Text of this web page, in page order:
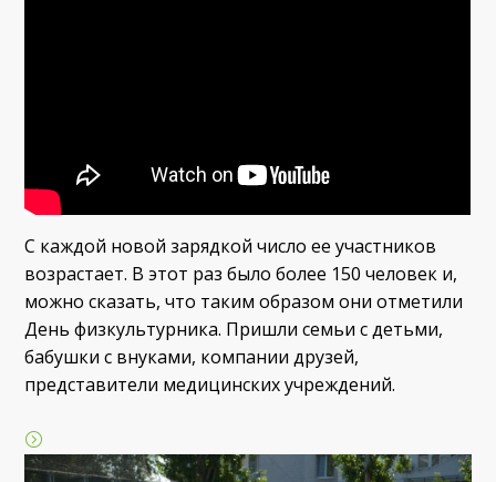
С каждой новой зарядкой число ее участников
возрастает. В этот раз было более 150 человек и,
можно сказать, что таким образом они отметили
День физкультурника. Пришли семьи с детьми,
бабушки с внуками, компании друзей,
представители медицинских учреждений.